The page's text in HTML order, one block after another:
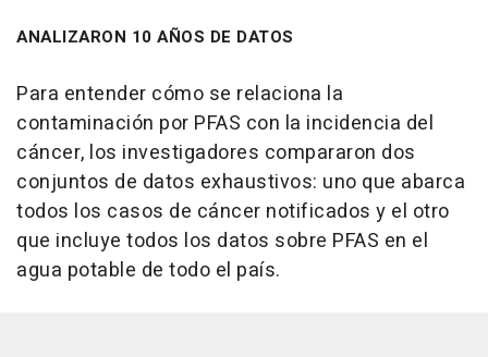
ANALIZARON 10 AÑOS DE DATOS
Para entender cómo se relaciona la
contaminación por PFAS con la incidencia del
cáncer, los investigadores compararon dos
conjuntos de datos exhaustivos: uno que abarca
todos los casos de cáncer notificados y el otro
que incluye todos los datos sobre PFAS en el
agua potable de todo el país.